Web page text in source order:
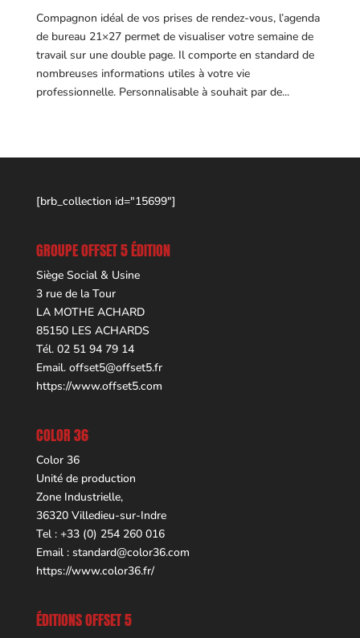
Compagnon idéal de vos prises de rendez-vous, l’agenda
de bureau 21×27 permet de visualiser votre semaine de
travail sur une double page. Il comporte en standard de
nombreuses informations utiles à votre vie
professionnelle. Personnalisable à souhait par de...
[brb_collection id="15699"]
GROUPE OFFSET 5 ÉDITION
Siège Social & Usine
3 rue de la Tour
LA MOTHE ACHARD
85150 LES ACHARDS
Tél. 02 51 94 79 14
Email. offset5@offset5.fr
https://www.offset5.com
COLOR 36
Color 36
Unité de production
Zone Industrielle,
36320 Villedieu-sur-Indre
Tel : +33 (0) 254 260 016
Email : standard@color36.com
https://www.color36.fr/
ÉDITIONS OFFSET 5